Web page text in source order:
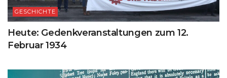
GESCHICHTE
Heute: Gedenkveranstaltungen zum 12.
Februar 1934